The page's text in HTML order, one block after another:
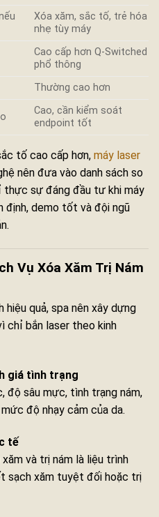
Xóa xăm, sắc tố, trẻ hóa
nhẹ tùy máy
Cao cấp hơn Q-Switched
phổ thông
Thường cao hơn
Cao, cần kiểm soát
endpoint tốt
tố cao cấp hơn, máy laser
nên đưa vào danh sách so
thực sự đáng đầu tư khi máy
định, demo tốt và đội ngũ
Vụ Xóa Xăm Trị Nám
quả, spa nên xây dựng
chỉ bắn laser theo kinh
giá tình trạng
độ sâu mực, tình trạng nám,
độ nhạy cảm của da.
tế
xăm và trị nám là liệu trình
sạch xăm tuyệt đối hoặc trị